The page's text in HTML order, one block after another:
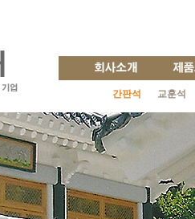
간판석 교훈석